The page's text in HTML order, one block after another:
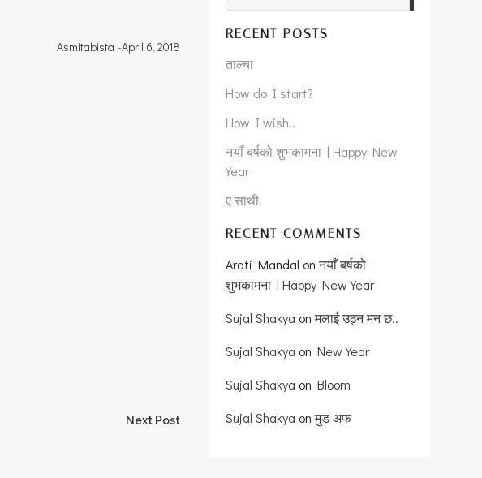
Asmitabista -April 6, 2018
Next Post
RECENT POSTS
ताल्चा
How do I start?
How I wish..
नयाँ बर्षको शुभकामना | Happy New
Year
ए साथी!
RECENT COMMENTS
Arati Mandal onनयाँ बर्षको
शुभकामना | Happy New Year
Sujal Shakya onमलाई उठ्न मन छ..
Sujal Shakya on New Year
Sujal Shakya on Bloom
Sujal Shakya onमुड अफ